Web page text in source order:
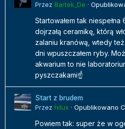
Przez Bartek_De ·
Startowałem tak niespełna
dojrzałą ceramikę, którą
zalaniu kranówą, wtedy też
dni wpuszczałem ryby.
akwarium to nie
pyszczakami☝️
Start z brudem
Przez hilux · Opublikowano
Powiem tak: super że w